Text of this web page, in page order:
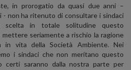
in prorogatio da quasi due anni –
- non ha ritenuto di consultare i sindaci
scelta in totale solitudine questo
seriamente a rischio la ragione
in vita della Società Ambiente. Nei
i sindaci che non meritano questo
certi saranno dalla nostra parte per